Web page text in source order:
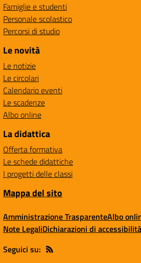
Famiglie e studenti
Personale scolastico
Percorsi di studio
Le novità
Le notizie
Le circolari
Calendario eventi
Le scadenze
Albo online
La didattica
Offerta formativa
Le schede didattiche
I progetti delle classi
Mappa del sito
Amministrazione TrasparenteAlbo
Note LegaliDichiarazioni di accessibilità
Seguici su: